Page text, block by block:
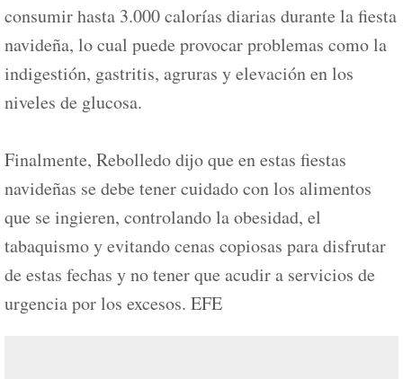
consumir hasta 3.000 calorías diarias durante la fiesta
navideña, lo cual puede provocar problemas como la
indigestión, gastritis, agruras y elevación en los
niveles de glucosa.
Finalmente, Rebolledo dijo que en estas fiestas
navideñas se debe tener cuidado con los alimentos
que se ingieren, controlando la obesidad, el
tabaquismo y evitando cenas copiosas para disfrutar
de estas fechas y no tener que acudir a servicios de
urgencia por los excesos. EFE